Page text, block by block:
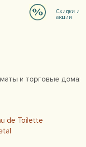
Скидки и
акции
и торговые дома:
de Toilette